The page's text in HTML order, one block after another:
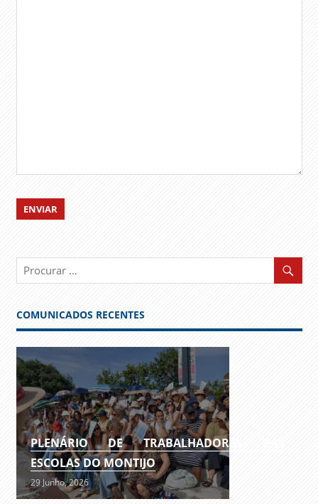
COMUNICADOS RECENTES
PLENÁRIO DE TRABALHADORES DAS
ESCOLAS DO MONTIJO
29 Junho, 2026